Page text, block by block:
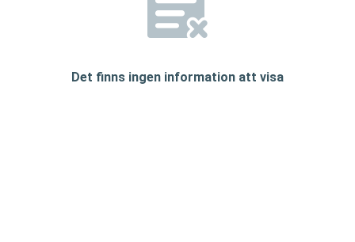
Det finns ingen information att visa